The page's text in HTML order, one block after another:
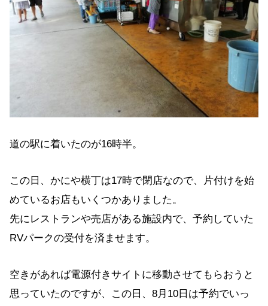
道の駅に着いたのが16時半。
この日、かにや横丁は17時で閉店なので、片付けを始
めているお店もいくつかありました。
先にレストランや売店がある施設内で、予約していた
RVパークの受付を済ませます。
空きがあれば電源付きサイトに移動させてもらおうと
思っていたのですが、この日、8月10日は予約でいっ